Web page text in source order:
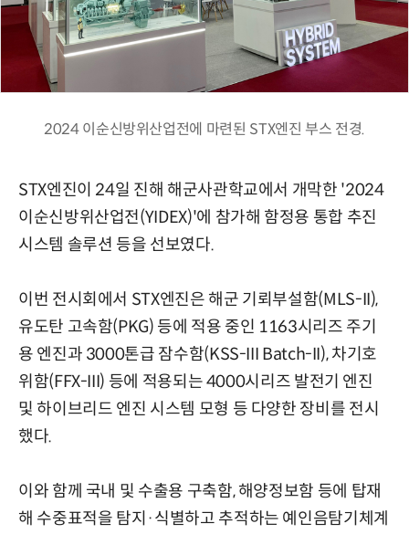
2024 이순신방위산업전에 마련된 STX엔진 부스 전경.
STX엔진이 24일 진해 해군사관학교에서 개막한 '2024
이순신방위산업전(YIDEX)'에 참가해 함정용 통합 추진
시스템 솔루션 등을 선보였다.
이번 전시회에서 STX엔진은 해군 기뢰부설함(MLS-II),
유도탄 고속함(PKG) 등에 적용 중인 1163시리즈 주기
용 엔진과 3000톤급 잠수함(KSS-III Batch-II), 차기호
위함(FFX-III) 등에 적용되는 4000시리즈 발전기 엔진
및 하이브리드 엔진 시스템 모형 등 다양한 장비를 전시
했다.
이와 함께 국내 및 수출용 구축함, 해양정보함 등에 탑재
해 수중표적을 탐지·식별하고 추적하는 예인음탐기체계